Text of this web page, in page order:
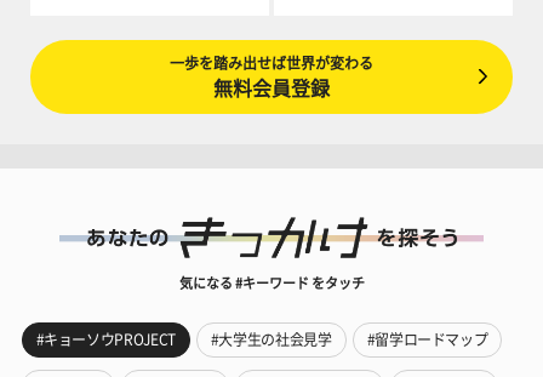
一歩を踏み出せば世界が変わる
無料会員登録
気になる #キーワード をタッチ
#キョーソウPROJECT #大学生の社会見学 #留学ロードマップ